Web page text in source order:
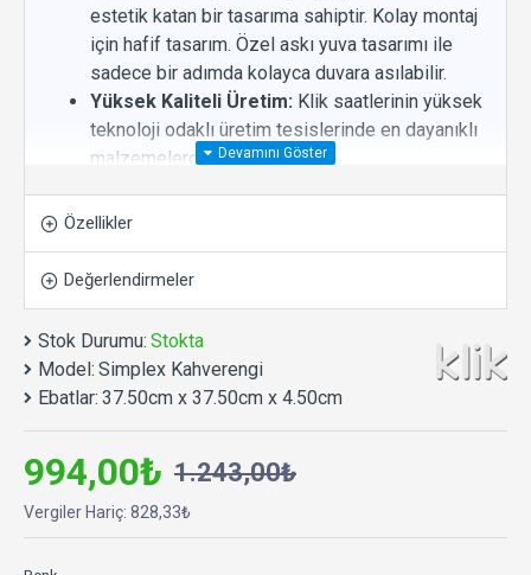
estetik katan bir tasarıma sahiptir. Kolay montaj
için hafif tasarım. Özel askı yuva tasarımı ile
sadece bir adımda kolayca duvara asılabilir.
Yüksek Kaliteli Üretim: Klik saatlerinin yüksek
teknoloji odaklı üretim tesislerinde en dayanıklı
malzemelerden üretilmiştir.
sade tasarım.
çalışan makine.
sarfiyatla uzun süre sorunsuz ve hassas
çalışma performansı. 1 adet AA kalem pil ile
çalışır.
Çevre Dostu Üretim Anlayışı:
paketlemede geri dönüştürülebilir, çevre dostu
malzeme kullanımı ile sürdürülebilir üretim.
Özellikler
Değerlendirmeler
Stok Durumu: Stokta
Model: Simplex Kahverengi
Ebatlar: 37.50cm x 37.50cm x 4.50cm
994,00₺ 1.243,00₺
Vergiler Hariç: 828,33₺